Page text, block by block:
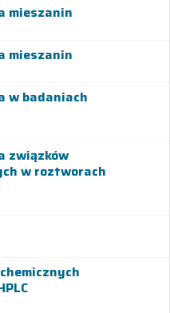
mieszanin
mieszanin
w badaniach
związków
w roztworach